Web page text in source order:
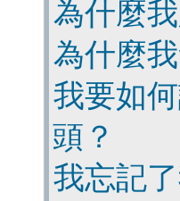
為什麼
為什麼
我要如
頭？
我忘記